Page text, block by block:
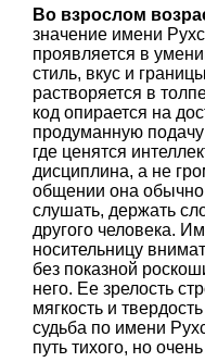
Во взрослом
значение имени
проявляется в
стиль, вкус и
растворяется в
код опирается на
продуманную подачу
где ценятся
дисциплина, а не
общении она обычно
слушать, держать
другого человека.
носительницу
без показной
него. Ее зрелость
мягкость и
судьба по имени
путь тихого, но